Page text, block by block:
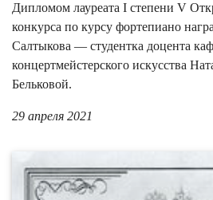
Дипломом лауреата I степени V
конкурса по курсу фортепиано
Салтыкова — студентка доцента
концертмейстерского искусства
Бельковой.
29 апреля 2021